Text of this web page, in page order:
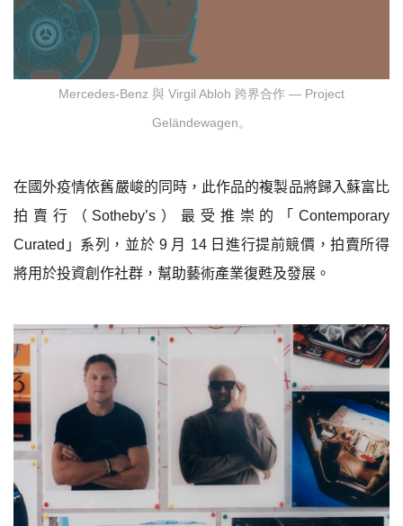
Mercedes-Benz 與 Virgil Abloh 跨界合作 — Project
Geländewagen。
在國外疫情依舊嚴峻的同時，此作品的複製品將歸入蘇富比
拍賣行（ Sotheby’s ）最受推崇的「Contemporary
Curated 」系列，並於 9 月 14 日進行提前競價，拍賣所得
將用於投資創作社群，幫助藝術產業復甦及發展。